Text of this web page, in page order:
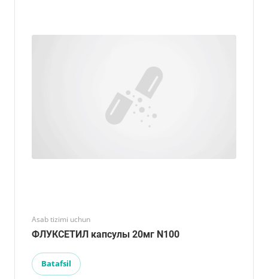
Asab tizimi uchun
ФЛУКСЕТИЛ капсулы 20мг N100
Batafsil